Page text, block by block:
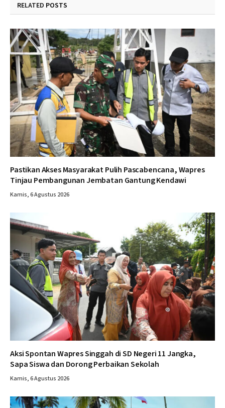
RELATED POSTS
Pastikan Akses Masyarakat Pulih Pascabencana, Wapres
Tinjau Pembangunan Jembatan Gantung Kendawi
Kamis, 6 Agustus 2026
Aksi Spontan Wapres Singgah di SD Negeri 11 Jangka,
Sapa Siswa dan Dorong Perbaikan Sekolah
Kamis, 6 Agustus 2026